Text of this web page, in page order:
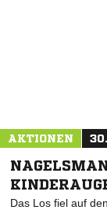
AKTIONEN
Das Los fiel auf